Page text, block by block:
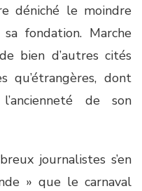
déniché le moindre
fondation. Marche
bien d’autres cités
qu’étrangères, dont
de son
journalistes s’en
» que le carnaval